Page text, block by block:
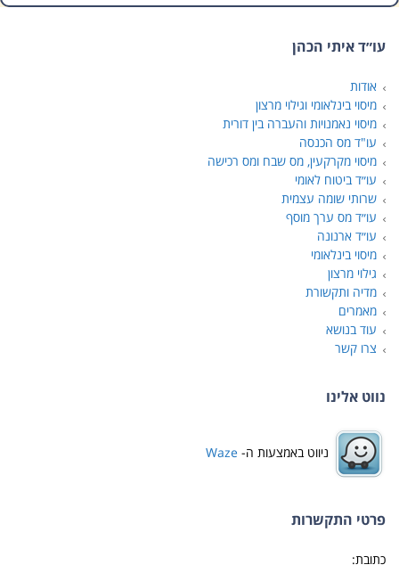
עו״ד איתי הכהן
אודות
מיסוי בינלאומי וגילוי מרצון
מיסוי נאמנויות והעברה בין דורית
עו"ד מס הכנסה
מיסוי מקרקעין, מס שבח ומס רכישה
עו״ד ביטוח לאומי
שרותי שומה עצמית
עו״ד מס ערך מוסף
עו״ד ארנונה
מיסוי בינלאומי
גילוי מרצון
מדיה ותקשורת
מאמרים
עוד בנושא
צרו קשר
נווט אלינו
ניווט באמצעות ה- Waze
פרטי התקשרות
כתובת: